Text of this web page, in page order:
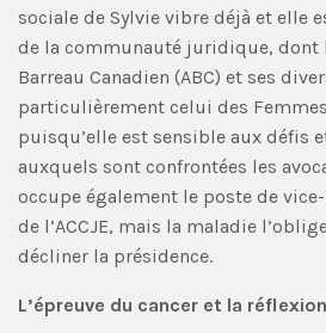
sociale de Sylvie vibre déjà et elle
de la communauté juridique, dont
Barreau Canadien (ABC) et ses
particulièrement celui des
puisqu’elle est sensible aux défis
auxquels sont confrontées les
occupe également le poste de
de l’ACCJE, mais la maladie
décliner la présidence.
L’épreuve du cancer et la